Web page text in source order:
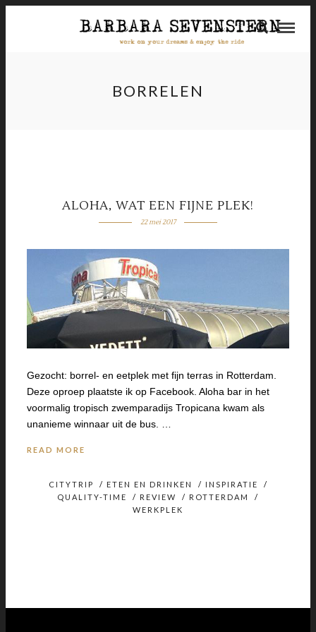
BORRELEN
ALOHA, WAT EEN FIJNE PLEK!
22 mei 2017
Gezocht: borrel- en eetplek met fijn terras in Rotterdam.
Deze oproep plaatste ik op Facebook. Aloha bar in het
voormalig tropisch zwemparadijs Tropicana kwam als
unanieme winnaar uit de bus. …
READ MORE
CITYTRIP / ETEN EN DRINKEN / INSPIRATIE
/
QUALITY-TIME
/ REVIEW / ROTTERDAM
/
WERKPLEK